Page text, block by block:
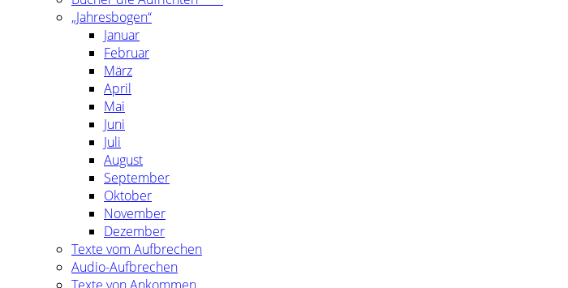
„Jahresbogen“
Januar
Februar
März
April
Mai
Juni
Juli
August
September
Oktober
November
Dezember
Texte vom Aufbrechen
Audio-Aufbrechen